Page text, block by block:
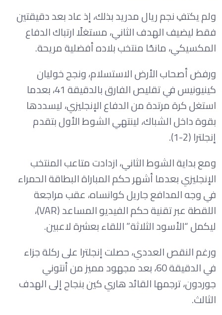
ولم يكتفِ نجم ريال مدريد بذلك، إذ عاد بعد دقيقتين
فقط ليضيف الهدف الثاني، مستغلًا ارتباك الدفاع
المكسيكي، مانحًا منتخب بلاده أفضلية مريحة.
ورفض أصحاب الأرض الاستسلام، ونجح خوليان
كينيونيس في تقليص الفارق بالدقيقة 41، بعدما
استغل كرة مرتدة من الدفاع الإنجليزي، ليسددها
بقوة داخل الشباك، لينتهي الشوط الأول بتقدم
إنجلترا (2-1).
ومع بداية الشوط الثاني، ازدادت متاعب المنتخب
الإنجليزي بعدما أشهر حكم المباراة البطاقة الحمراء
في وجه المدافع جاريل كوانساه، عقب مراجعة
اللقطة عبر تقنية حكم الفيديو المساعد (VAR)،
ليكمل “الأسود الثلاثة” اللقاء بعشرة لاعبين.
ورغم النقص العددي، حصلت إنجلترا على ركلة جزاء
في الدقيقة 60، بعد مجهود مميز من أنتوني
جوردون، ترجمها القائد هاري كين بنجاح إلى الهدف
الثالث.